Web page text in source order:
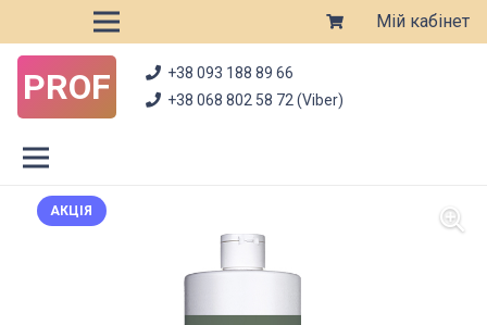
Мій кабінет
PROF
+38 093 188 89 66
+38 068 802 58 72 (Viber)
АКЦІЯ